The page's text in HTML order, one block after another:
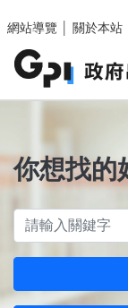
網站導覽
關於本站
你想找的